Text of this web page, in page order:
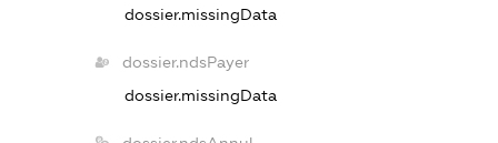
dossier.missingData
dossier.ndsPayer
dossier.missingData